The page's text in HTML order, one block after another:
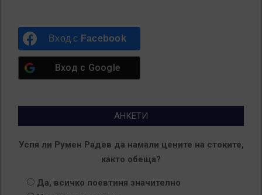
Вход с Facebook
Вход с Google
АНКЕТИ
Успя ли Румен Радев да намали цените на стоките,
както обеща?
Да, всичко поевтиня значително